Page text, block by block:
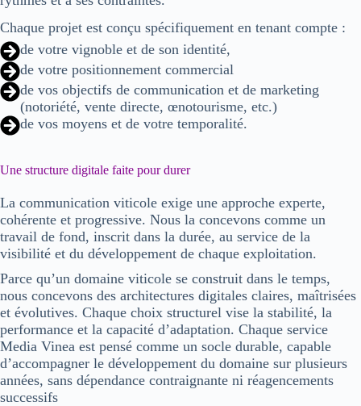
Chaque projet est conçu spécifiquement en tenant compte :
de votre vignoble et de son identité,
de votre positionnement commercial
de vos objectifs de communication et de marketing
(notoriété, vente directe, œnotourisme, etc.)
de vos moyens et de votre temporalité.
Une structure digitale faite pour durer
La communication viticole exige une approche experte,
cohérente et progressive. Nous la concevons comme un
travail de fond, inscrit dans la durée, au service de la
visibilité et du développement de chaque exploitation.
Parce qu’un domaine viticole se construit dans le temps,
nous concevons des architectures digitales claires, maîtrisées
et évolutives. Chaque choix structurel vise la stabilité, la
performance et la capacité d’adaptation. Chaque service
Media Vinea est pensé comme un socle durable, capable
d’accompagner le développement du domaine sur plusieurs
années, sans dépendance contraignante ni réagencements
successifs